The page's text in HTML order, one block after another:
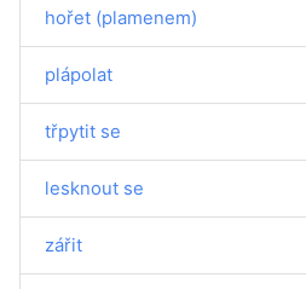
hořet (plamenem)
plápolat
třpytit se
lesknout se
zářit